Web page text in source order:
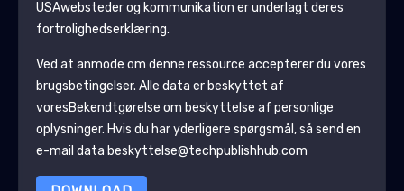
USAwebsteder og kommunikation er underlagt deres
fortrolighedserklæring.
Ved at anmode om denne ressource accepterer du vores
brugsbetingelser. Alle data er beskyttet af
voresBekendtgørelse om beskyttelse af personlige
oplysninger. Hvis du har yderligere spørgsmål, så send en
e-mail data beskyttelse@techpublishhub.com